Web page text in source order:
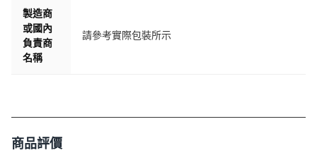
製造商
或國內
負責商
名稱
請參考實際包裝所示
商品評價